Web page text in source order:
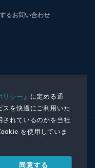
リシー 」に定める通
スを快適にご利用いた
されているのかを当社
を使用していま
同意する
るお問い合わせ